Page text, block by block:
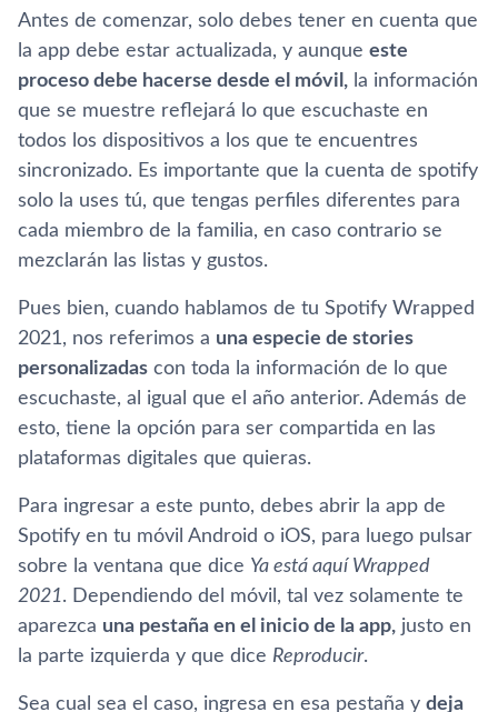
Antes de comenzar, solo debes tener en cuenta que
la app debe estar actualizada, y aunque este
proceso debe hacerse desde el móvil, la información
que se muestre reflejará lo que escuchaste en
todos los dispositivos a los que te encuentres
sincronizado. Es importante que la cuenta de spotify
solo la uses tú, que tengas perfiles diferentes para
cada miembro de la familia, en caso contrario se
mezclarán las listas y gustos.
Pues bien, cuando hablamos de tu Spotify Wrapped
2021, nos referimos a una especie de stories
personalizadas con toda la información de lo que
escuchaste, al igual que el año anterior. Además de
esto, tiene la opción para ser compartida en las
plataformas digitales que quieras.
Para ingresar a este punto, debes abrir la app de
Spotify en tu móvil Android o iOS, para luego pulsar
sobre la ventana que dice Ya está aquí Wrapped
2021. Dependiendo del móvil, tal vez solamente te
aparezca una pestaña en el inicio de la app, justo en
la parte izquierda y que dice Reproducir.
Sea cual sea el caso, ingresa en esa pestaña y deja